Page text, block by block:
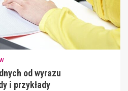
od wyrazu
i przykłady